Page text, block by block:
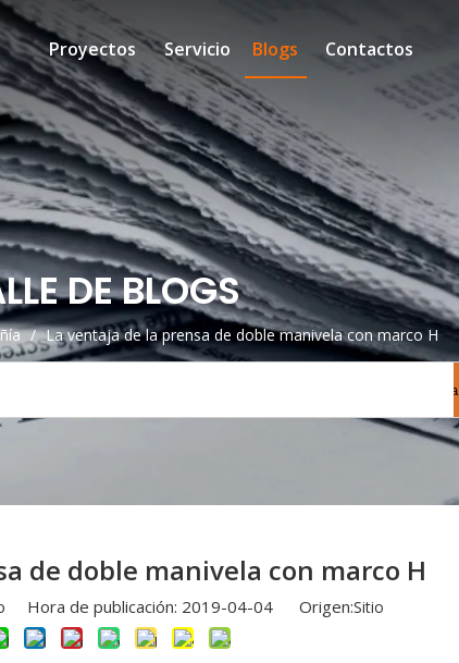
Proyectos Servicio Blogs Contactos
DE BLOGS
/ La ventaja de la prensa de doble manivela con marco H
Búsqueda
de doble manivela con marco H
Hora de publicación: 2019-04-04 Origen:Sitio